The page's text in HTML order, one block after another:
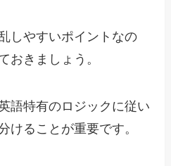
しやすいポイントなの
おきましょう。
語特有のロジックに従い
けることが重要です。